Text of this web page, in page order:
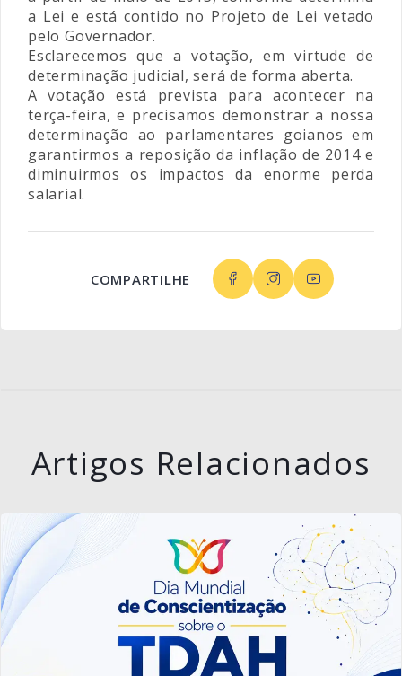
a Lei e está contido no Projeto de Lei vetado
pelo Governador.
Esclarecemos que a votação, em virtude de
determinação judicial, será de forma aberta.
A votação está prevista para acontecer na
terça-feira, e precisamos demonstrar a nossa
determinação ao parlamentares goianos em
garantirmos a reposição da inflação de 2014 e
diminuirmos os impactos da enorme perda
salarial.
COMPARTILHE
Artigos Relacionados